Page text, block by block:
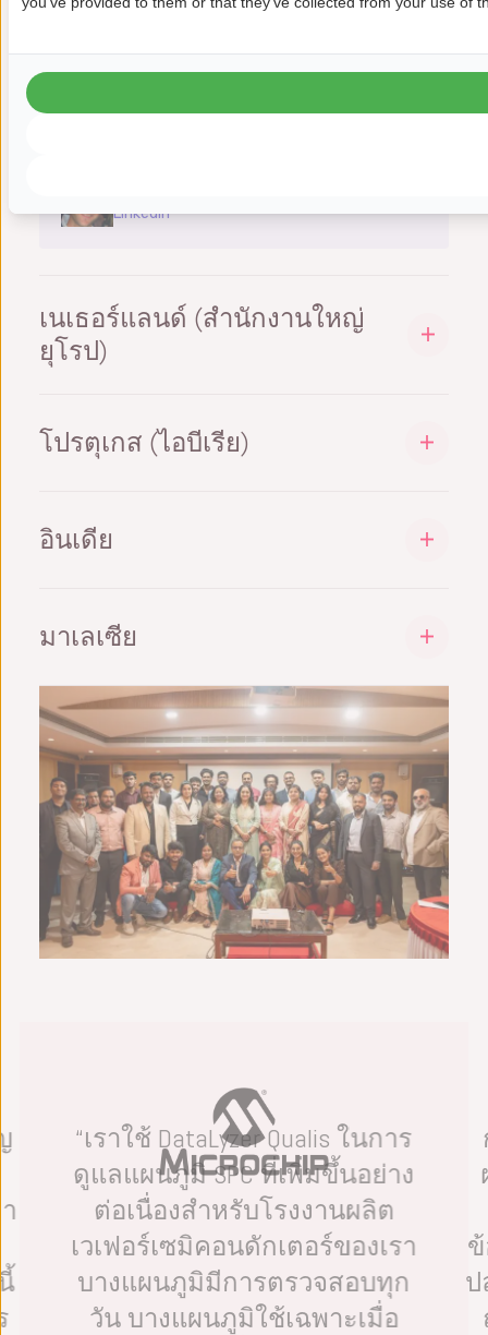
วิคซอม, มิชิแกน 48393, สหรัฐอเมริกา
LinkedIn
เนเธอร์แลนด์ (สำนักงานใหญ่
ยุโรป)
5617 AK ไอนด์โฮเฟน, เนเธอร์แลนด์
โปรตุเกส (ไอบีเรีย)
+351 913 392 956
บรูโน่ ซานโตส | กรรมการผู้จัดการ
อินเดีย
20/2 ชั้น 2
บังกาลอร์ – 560070,
กรณาฏกะ, อินเดีย
+91 9740013624
sales@datalyzer.com
เจยันท์ ปูรุษโธม | กรรมการผู้จัดการ/ประธาน
เจ้าหน้าที่เทคโนโลยี
LinkedIn
มาเลเซีย
ชดี.
ปีนัง, มาเลเซีย
+60 142576761
sales@datalyzer.com
มูฮัมหมัด ฮาซวาน | กรรมการผู้จัดการ
LinkedIn
“เราใช้ DataLyzer Qualis ในการ
ดูแลแผนภูมิ SPC ที่เพิ่มขึ้นอย่าง
ต่อเนื่องสำหรับโรงงานผลิต
เวเฟอร์เซมิคอนดักเตอร์ของเรา
บางแผนภูมิมีการตรวจสอบทุก
วัน บางแผนภูมิใช้เฉพาะเมื่อ
ป